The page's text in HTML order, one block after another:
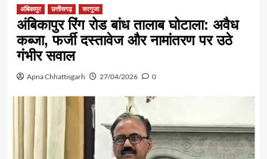
अंबिकापुर छत्तीसगढ़ सरगुजा
अंबिकापुर रिंग रोड बांध तालाब घोटाला: अवैध
कब्जा, फर्जी दस्तावेज और नामांतरण पर उठे
गंभीर सवाल
Apna Chhattisgarh 27/04/2026 0